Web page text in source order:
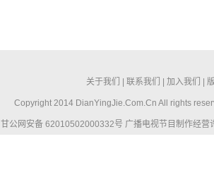
关于我们 联系我们 加入我们
Copyright 2014 DianYingJie.Com.Cn All rights
甘公网安备 62010502000332号 广播电视节目制作经